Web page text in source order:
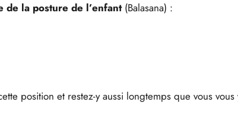
de la posture de l’enfant(Balasana) :
position et restez-y aussi longtemps que vous vous